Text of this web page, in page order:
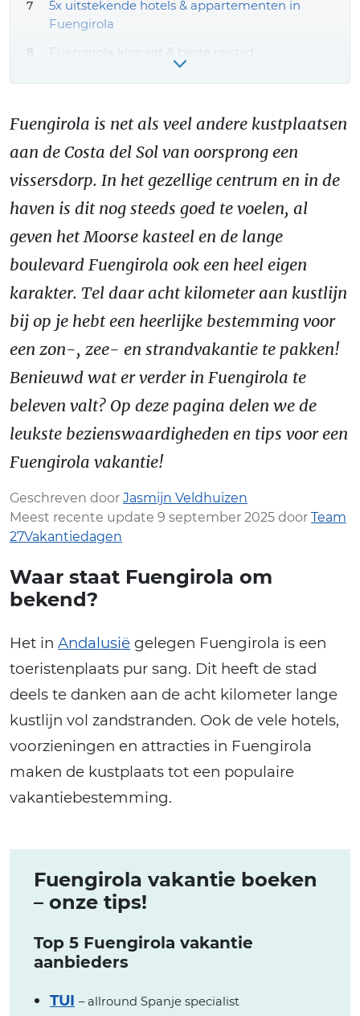
5x uitstekende hotels & appartementen in
Fuengirola
Fuengirola klimaat & beste reistijd
Reizen naar Fuengirola: hoe kom je er?
Fuengirola vakantie boeken – onze tips!
Fuengirola is net als veel andere kustplaatsen
aan de Costa del Sol van oorsprong een
vissersdorp. In het gezellige centrum en in de
haven is dit nog steeds goed te voelen, al
geven het Moorse kasteel en de lange
boulevard Fuengirola ook een heel eigen
karakter. Tel daar acht kilometer aan kustlijn
bij op je hebt een heerlijke bestemming voor
een zon-, zee- en strandvakantie te pakken!
Benieuwd wat er verder in Fuengirola te
beleven valt? Op deze pagina delen we de
leukste bezienswaardigheden en tips voor een
Fuengirola vakantie!
Geschreven door Jasmijn Veldhuizen
Meest recente update 9 september 2025 door Team
27Vakantiedagen
Waar staat Fuengirola om
bekend?
Het in Andalusië gelegen Fuengirola is een
toeristenplaats pur sang. Dit heeft de stad
deels te danken aan de acht kilometer lange
kustlijn vol zandstranden. Ook de vele hotels,
voorzieningen en attracties in Fuengirola
maken de kustplaats tot een populaire
vakantiebestemming.
Fuengirola vakantie boeken
– onze tips!
Top 5 Fuengirola vakantie
aanbieders
TUI – allround Spanje specialist